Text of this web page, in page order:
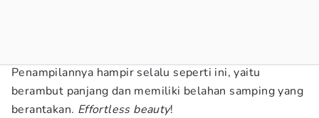
Penampilannya hampir selalu seperti ini, yaitu
berambut panjang dan memiliki belahan samping yang
berantakan. Effortless beauty!